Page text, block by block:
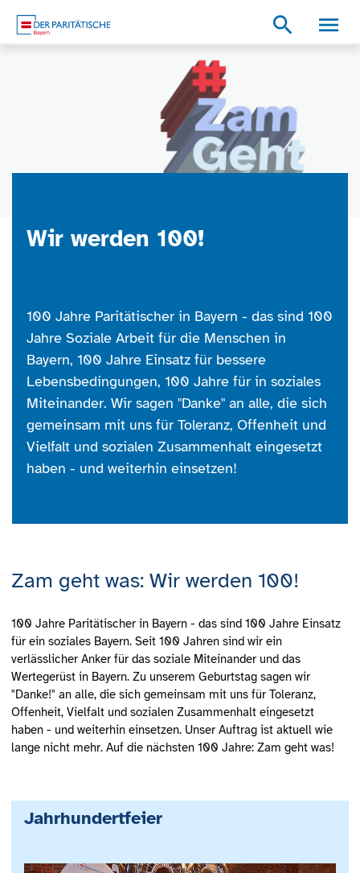
search
Wir werden 100!
100 Jahre Paritätischer in Bayern - das sind 100
Jahre Soziale Arbeit für die Menschen in
Bayern, 100 Jahre Einsatz für bessere
Lebensbedingungen, 100 Jahre für in soziales
Miteinander. Wir sagen "Danke" an alle, die sich
gemeinsam mit uns für Toleranz, Offenheit und
Vielfalt und sozialen Zusammenhalt eingesetzt
haben - und weiterhin einsetzen!
Zam geht was: Wir werden 100!
100 Jahre Paritätischer in Bayern - das sind 100 Jahre Einsatz
für ein soziales Bayern. Seit 100 Jahren sind wir ein
verlässlicher Anker für das soziale Miteinander und das
Wertegerüst in Bayern. Zu unserem Geburtstag sagen wir
"Danke!" an alle, die sich gemeinsam mit uns für Toleranz,
Offenheit, Vielfalt und sozialen Zusammenhalt eingesetzt
haben - und weiterhin einsetzen. Unser Auftrag ist aktuell wie
lange nicht mehr. Auf die nächsten 100 Jahre: Zam geht was!
Jahrhundertfeier